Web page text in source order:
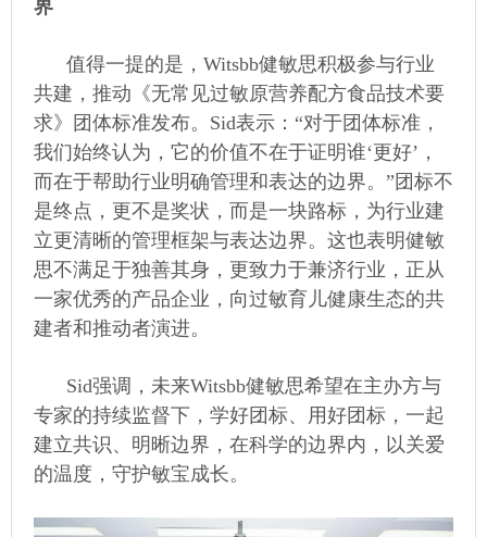
界
值得一提的是，Witsbb健敏思积极参与行业
共建，推动《无常见过敏原营养配方食品技术要
求》团体标准发布。Sid表示：“对于团体标准，
我们始终认为，它的价值不在于证明谁‘更好’，
而在于帮助行业明确管理和表达的边界。”团标不
是终点，更不是奖状，而是一块路标，为行业建
立更清晰的管理框架与表达边界。这也表明健敏
思不满足于独善其身，更致力于兼济行业，正从
一家优秀的产品企业，向过敏育儿健康生态的共
建者和推动者演进。
Sid强调，未来Witsbb健敏思希望在主办方与
专家的持续监督下，学好团标、用好团标，一起
建立共识、明晰边界，在科学的边界内，以关爱
的温度，守护敏宝成长。